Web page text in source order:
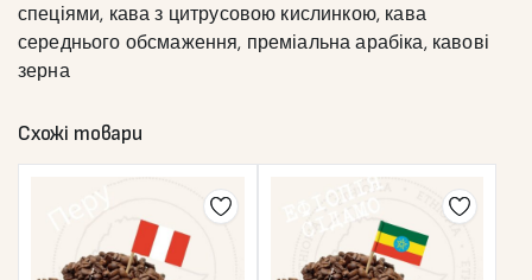
спеціями, кава з цитрусовою кислинкою, кава
середнього обсмаження, преміальна арабіка, кавові
зерна
Схожі товари